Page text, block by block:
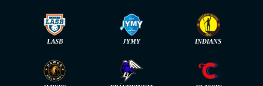
LASB JYMY INDIANS